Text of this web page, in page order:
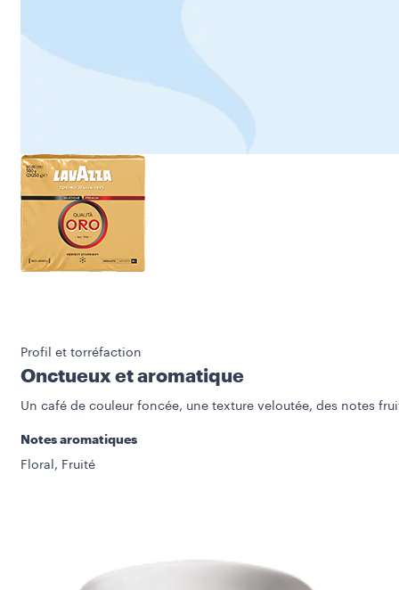
Profil et torréfaction
Onctueux et aromatique
Un café de couleur foncée, une texture veloutée, des notes
Notes aromatiques
Floral, Fruité